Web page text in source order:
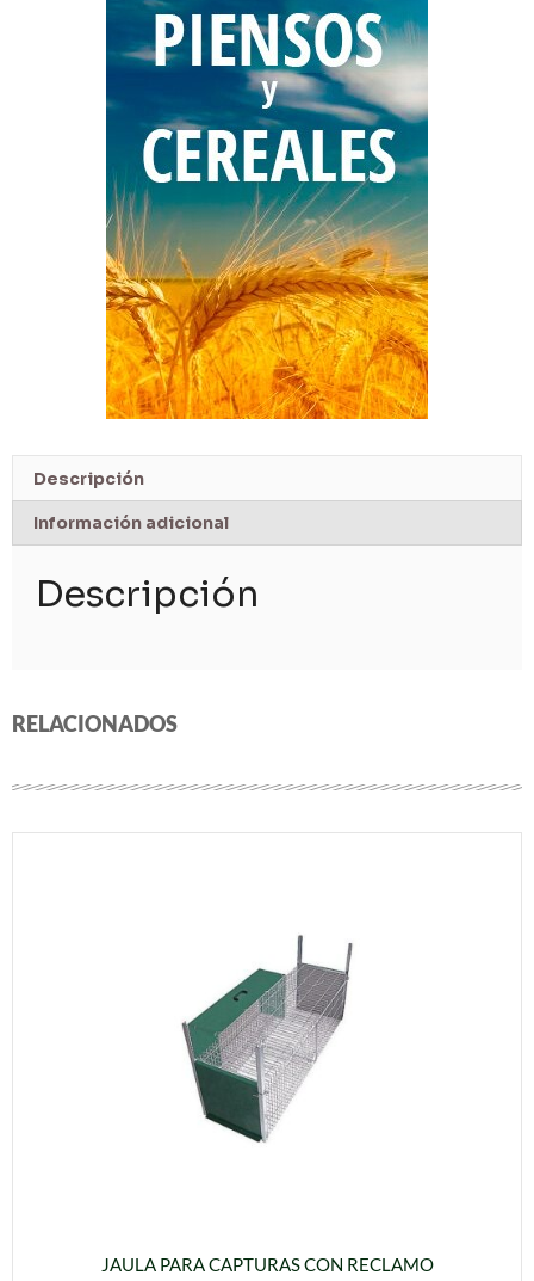
Descripción
Información adicional
Descripción
RELACIONADOS
JAULA PARA CAPTURAS CON RECLAMO